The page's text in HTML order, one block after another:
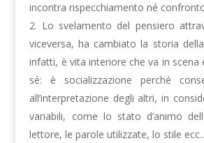
incontra rispecchiamento né
Lo svelamento del pensiero
viceversa, ha cambiato la storia
infatti, è vita interiore che va in scena
sé: è socializzazione perché
all’interpretazione degli altri, in
variabili, come lo stato d’animo
lettore, le parole utilizzate, lo stile ecc..